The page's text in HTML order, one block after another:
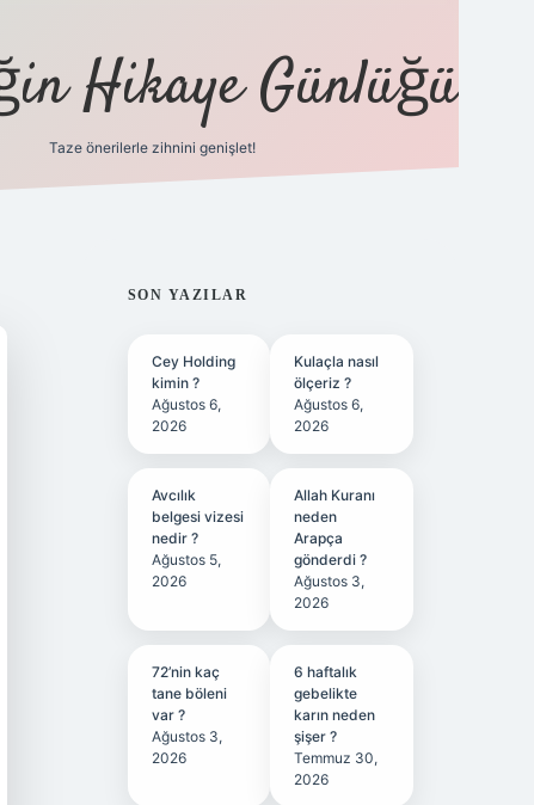
Hikaye Günlüğü
Taze önerilerle zihnini genişlet!
SIDEBAR
SON YAZILAR
Cey Holding
kimin ?
Ağustos 6,
2026
Kulaçla nasıl
ölçeriz ?
Ağustos 6,
2026
Avcılık
belgesi vizesi
nedir ?
Ağustos 5,
2026
Allah Kuranı
neden
Arapça
gönderdi ?
Ağustos 3,
2026
72’nin kaç
tane böleni
var ?
Ağustos 3,
2026
6 haftalık
gebelikte
karın neden
şişer ?
Temmuz 30,
2026